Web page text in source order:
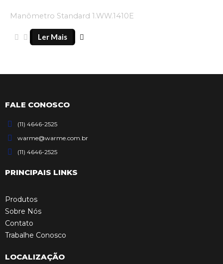
Manômetro Standard 1.WW.1410E
Ler Mais
FALE CONOSCO
(11) 4646-2525
warme@warme.com.br
(11) 4646-2525
PRINCIPAIS LINKS
Produtos
Sobre Nós
Contato
Trabalhe Conosco
LOCALIZAÇÃO